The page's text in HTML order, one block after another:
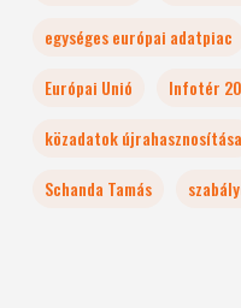
egységes európai adatpiac
Európai Unió
Infotér
közadatok újrahasznosítása
Schanda Tamás